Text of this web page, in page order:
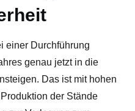
einer Durchführung
genau jetzt in die
Das ist mit hohen
der Stände